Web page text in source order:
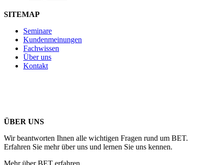
SITEMAP
Seminare
Kundenmeinungen
Fachwissen
Über uns
Kontakt
ÜBER UNS
Wir beantworten Ihnen alle wichtigen Fragen rund um BET.
Erfahren Sie mehr über uns und lernen Sie uns kennen.
Mehr über BET erfahren